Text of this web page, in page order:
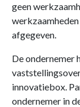
geen
afgegeven.
De ondernemer
innovatiebox.
ondernemer in